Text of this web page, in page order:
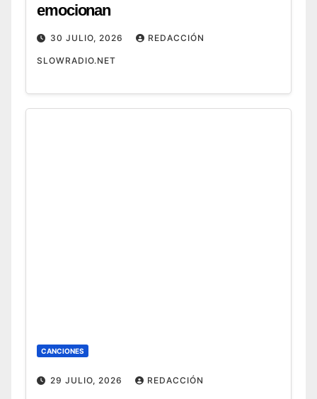
emocionan
30 JULIO, 2026 REDACCIÓN
SLOWRADIO.NET
CANCIONES
29 JULIO, 2026 REDACCIÓN